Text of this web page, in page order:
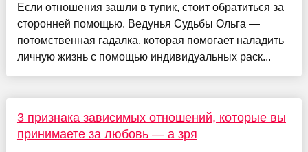
Если отношения зашли в тупик, стоит обратиться за
сторонней помощью. Ведунья Судьбы Ольга —
потомственная гадалка, которая помогает наладить
личную жизнь с помощью индивидуальных раск...
3 признака зависимых отношений, которые вы
принимаете за любовь — а зря